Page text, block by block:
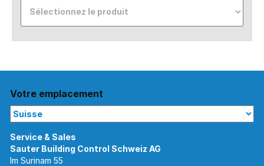
Votre emplacement
Im Surinam 55